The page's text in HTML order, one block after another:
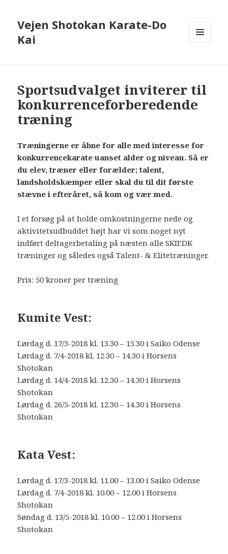
Vejen Shotokan Karate-Do
Kai
Sportsudvalget inviterer til
konkurrenceforberedende
træning
Træningerne er åbne for alle med interesse for
konkurrencekarate uanset alder og niveau. Så er
du elev, træner eller forælder; talent,
landsholdskæmper eller skal du til dit første
stævne i efteråret, så kom og vær med.
I et forsøg på at holde omkostningerne nede og
aktivitetsudbuddet højt har vi som noget nyt
indført deltagerbetaling på næsten alle SKIF.DK
træninger og således også Talent- & Elitetræninger.
Pris: 50 kroner per træning
Kumite Vest:
Lørdag d. 17/3-2018 kl. 13.30 – 15.30 i Saiko Odense
Lørdag d. 7/4-2018 kl. 12.30 – 14.30 i Horsens
Shotokan
Lørdag d. 14/4-2018 kl. 12.30 – 14.30 i Horsens
Shotokan
Lørdag d. 26/5-2018 kl. 12.30 – 14.30 i Horsens
Shotokan
Kata Vest:
Lørdag d. 17/3-2018 kl. 11.00 – 13.00 i Saiko Odense
Lørdag d. 7/4-2018 kl. 10.00 – 12.00 i Horsens
Shotokan
Søndag d. 13/5-2018 kl. 10.00 – 12.00 i Horsens
Shotokan